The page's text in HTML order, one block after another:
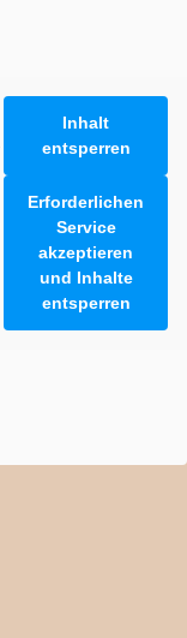
Inhalt
entsperren
Erforderlichen
Service
akzeptieren
und Inhalte
entsperren